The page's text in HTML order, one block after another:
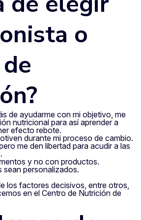
o
de ayudarme con mi objetivo, me
nutricional para así aprender a
efecto rebote.
durante mi proceso de cambio.
me den libertad para acudir a las
y no con productos.
sean personalizados.
los factores decisivos, entre otros,
en el Centro de Nutrición de